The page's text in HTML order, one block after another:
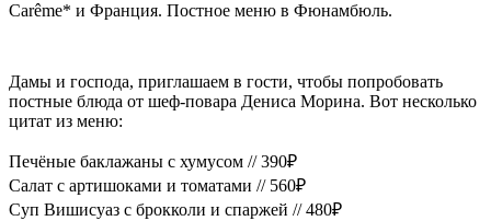
Carême* и Франция. Постное меню в Фюнамбюль.
Дамы и господа, приглашаем в гости, чтобы попробовать
постные блюда от шеф-повара Дениса Морина. Вот несколько
цитат из меню:
Печёные баклажаны с хумусом // 390₽
Салат с артишоками и томатами // 560₽
Суп Вишисуаз с брокколи и спаржей // 480₽